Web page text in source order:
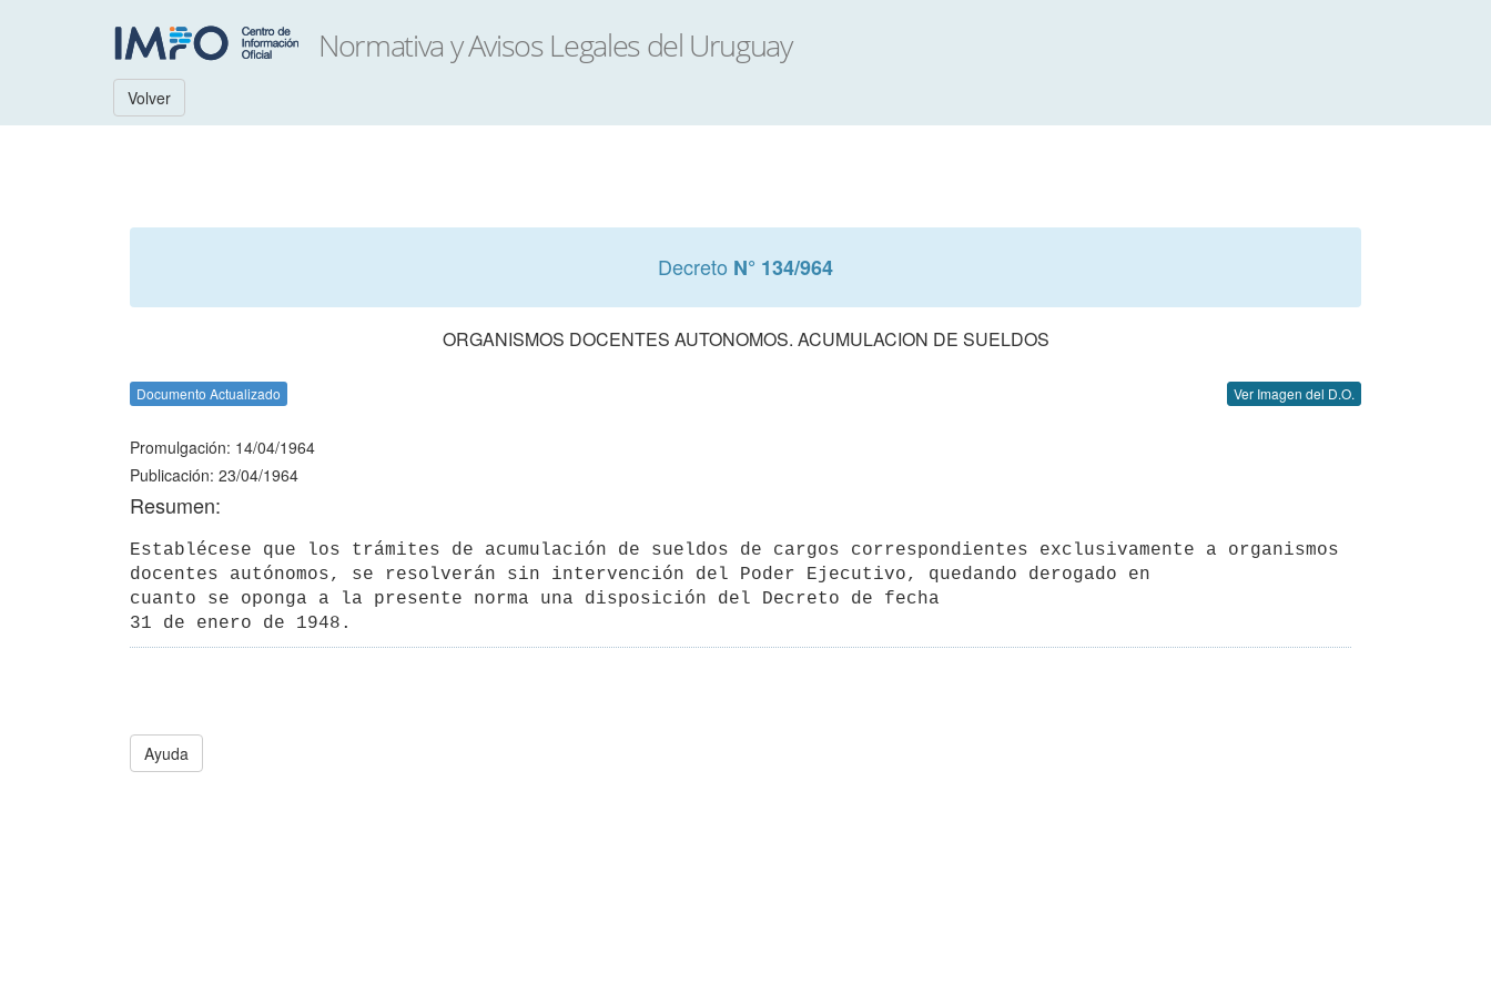
Volver
Decreto N° 134/964
ORGANISMOS DOCENTES AUTONOMOS. ACUMULACION DE SUELDOS
Documento Actualizado Ver Imagen del D.O.
Promulgación: 14/04/1964
Publicación: 23/04/1964
Resumen:
Establécese que los trámites de acumulación de sueldos de cargos correspondientes exclusivamente a organismos
docentes autónomos, se resolverán sin intervención del Poder Ejecutivo, quedando derogado en
cuanto se oponga a la presente norma una disposición del Decreto de fecha
31 de enero de 1948.
Ayuda